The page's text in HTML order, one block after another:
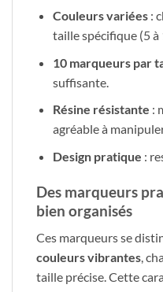
Couleurs variées:
taille spécifique (5 à
10 marqueurs par
suffisante.
Résine résistante :
agréable à
Design pratique :
Des marqueurs
bien organisés
Ces marqueurs se
couleurs vibrantes,
taille précise. Cette